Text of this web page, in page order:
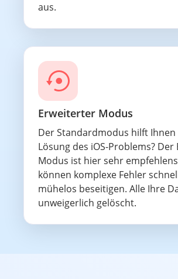
aus.
Erweiterter Modus
Der Standardmodus hilft
Lösung des iOS-Problems?
Modus ist hier sehr
können komplexe Fehler
mühelos beseitigen. Alle Ihre
unweigerlich gelöscht.